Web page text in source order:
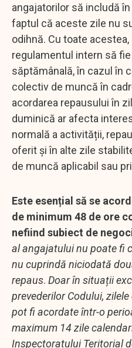
angajatorilor să includă
faptul că aceste zile nu
odihnă. Cu toate
regulamentul intern să
săptămânală, în cazul în
colectiv de muncă în
acordarea repausului în
duminică ar afecta
normală a activității,
oferit și în alte zile
de muncă aplicabil sau
Este esențial să se
de minimum 48 de ore
nefiind subiect de
al angajatului nu poate fi
nu cuprindă niciodată
repaus. Doar în situații
prevederilor Codului,
pot fi acordate într-o
maximum 14 zile
Inspectoratului Teritorial